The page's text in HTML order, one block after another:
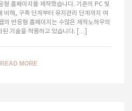
홈페이지를 제작했습니다. 기존의 PC 및
비해, 구축 단계부터 유지관리 단계까지 여
의 반응형 홈페이지는 수많은 제작노하우의
된 기술을 적용하고 있습니다. […]
READ MORE